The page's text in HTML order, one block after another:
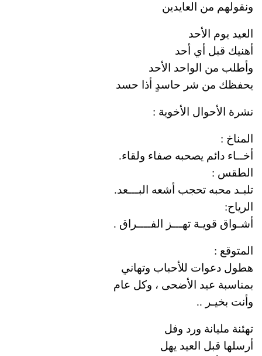
ونقولهم من العايدين
العيد يوم الأحد
أهنيك قبل أي أحد
وأطلب من الواحد الأحد
يحفظك من شر حاسدٍ أذا حسد
نشرة الأحوال الأخوية :
المناخ :
أخــاء دائم يصحبه صفاء ولقاء.
الطقس :
تلبـد محبه تحجب أشعه البـــعد.
الرياح:
أشـواق قويـة تهـــز الفــــراق .
المتوقع :
هطول دعوات للأحباب وتهاني
بمناسبة عيد الأضحى ، وكل عام
وأنت بخيـر ..
تهئنة مليانة ورد وفل
أرسلها قبل العيد يهل